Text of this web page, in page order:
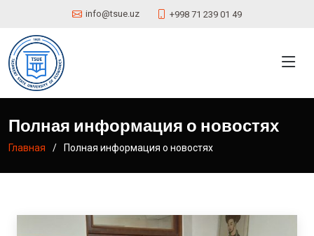
info@tsue.uz +998 71 239 01 49
Полная информация о новостях
Главная Полная информация о новостях